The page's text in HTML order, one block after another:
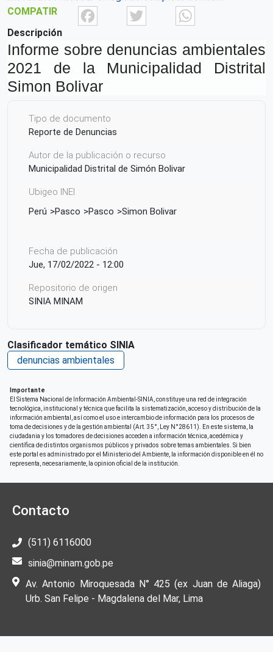
COMPATIR
FacebookTwitter
Descripción
Informe sobre denuncias ambientales
2021 de la Municipalidad Distrital
Simon Bolivar
Tipo de documento
Reporte de Denuncias
Autor de la publicación o recurso
Municipalidad Distrital de Simón Bolivar
Ubigeo INEI
Perú
Pasco Pasco Simon Bolivar
Fecha de publicación
Jue, 17/02/2022 - 12:00
Repositorio de origen
SINIA MINAM
Clasificador temático SINIA
denuncias ambientales
Importante
El Sistema Nacional de Información Ambiental-SINIA, constituye una red de integración
tecnológica, institucional y técnica que facilita la sistematización, acceso y distribución de la
información ambiental, así como el uso e intercambio de información para los procesos de
toma de decisiones y de la gestión ambiental (Art. 35°, Ley N°28611). En este sistema, la
ciudadania y los tomadores de decisiones acceden a información técnica, acedémica y
científica de distintos organismos públicos y privados sobre temas ambientales. Si bien
este portal es administrado por el Ministerio del Ambiente, la información disponible en él no
representa, necesariamente, la opinion oficial de la institución.
Contacto
(511) 6116000
sinia@minam.gob.pe
Av. Antonio Miroquesada N° 425 (ex Juan de Aliaga)
Urb. San Felipe - Magdalena del Mar, Lima